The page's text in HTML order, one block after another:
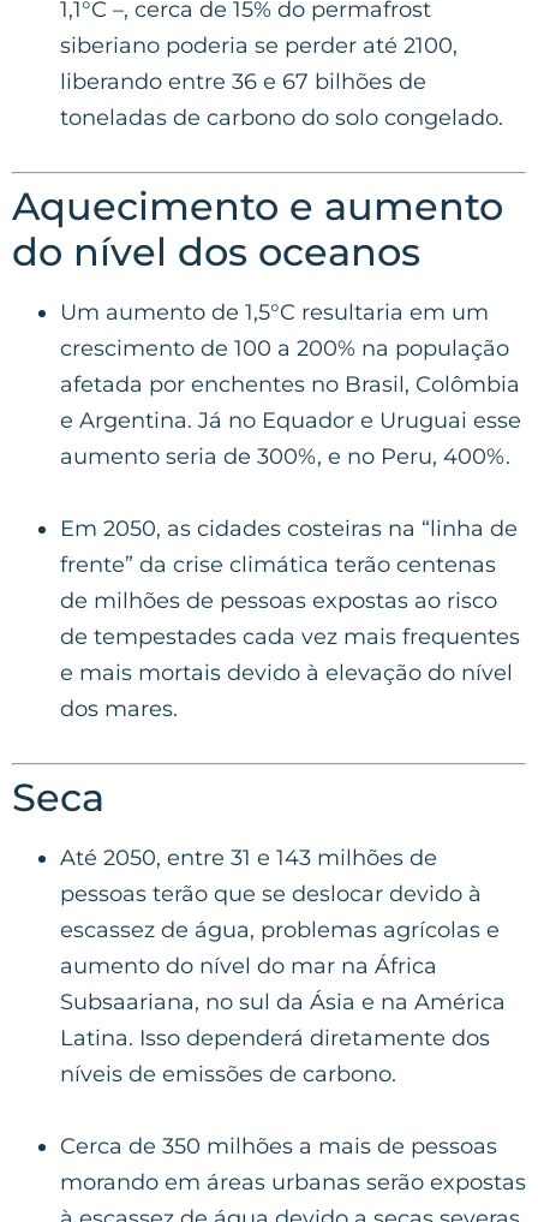
1,1°C –, cerca de 15% do permafrost
siberiano poderia se perder até 2100,
liberando entre 36 e 67 bilhões de
toneladas de carbono do solo congelado.
Aquecimento e aumento
do nível dos oceanos
Um aumento de 1,5°C resultaria em um
crescimento de 100 a 200% na população
afetada por enchentes no Brasil, Colômbia
e Argentina. Já no Equador e Uruguai esse
aumento seria de 300%, e no Peru, 400%.
Em 2050, as cidades costeiras na “linha de
frente” da crise climática terão centenas
de milhões de pessoas expostas ao risco
de tempestades cada vez mais frequentes
e mais mortais devido à elevação do nível
dos mares.
Seca
Até 2050, entre 31 e 143 milhões de
pessoas terão que se deslocar devido à
escassez de água, problemas agrícolas e
aumento do nível do mar na África
Subsaariana, no sul da Ásia e na América
Latina. Isso dependerá diretamente dos
níveis de emissões de carbono.
Cerca de 350 milhões a mais de pessoas
morando em áreas urbanas serão expostas